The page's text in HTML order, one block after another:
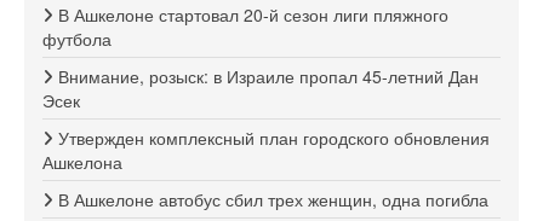
В Ашкелоне стартовал 20-й сезон лиги пляжного
футбола
Внимание, розыск: в Израиле пропал 45-летний Дан
Эсек
Утвержден комплексный план городского обновления
Ашкелона
В Ашкелоне автобус сбил трех женщин, одна погибла